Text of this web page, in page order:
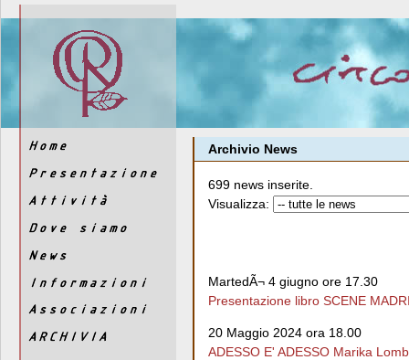
Archivio News
699 news inserite.
Visualizza:
MartedÃ¬ 4 giugno ore 17.30
Presentazione libro SCENE
20 Maggio 2024 ora 18.00
ADESSO E' ADESSO Marika